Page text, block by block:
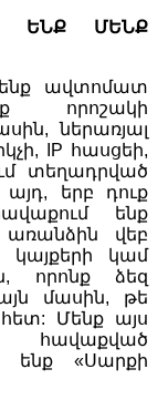
ԵՆՔ ՄԵՆՔ
ավտոմատ
որոշակի
ներառյալ
IP հասցեի,
տեղադրված
երբ դուք
ենք
առանձին վեբ
կայքերի կամ
որոնք ձեզ
մասին, թե
Մենք այս
ենք «Սարքի